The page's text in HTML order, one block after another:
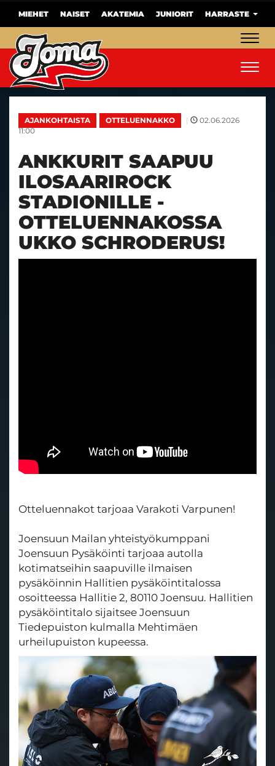
MIEHET NAISET AKATEMIA JUNIORIT HARRASTE
AJANKOHTAISTA OTTELUENNAKKO |
02.06.2026
11:00
ANKKURIT SAAPUU
ILOSAARIROCK
STADIONILLE -
OTTELUENNAKOSSA
UKKO SCHRODERUS!
Otteluennakot tarjoaa Varakoti Varpunen!
Joensuun Mailan yhteistyökumppani
Joensuun Pysäköinti tarjoaa autolla
kotimatseihin saapuville ilmaisen
pysäköinnin Hallitien pysäköintitalossa
osoitteessa Hallitie 2, 80110 Joensuu. Hallitien
pysäköintitalo sijaitsee Joensuun
Tiedepuiston kulmalla Mehtimäen
urheilupuiston kupeessa.